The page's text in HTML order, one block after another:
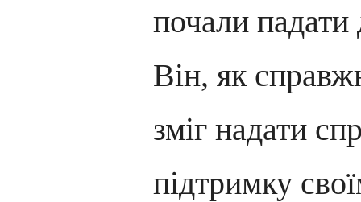
почали
Він, як
зміг надати
підтримку